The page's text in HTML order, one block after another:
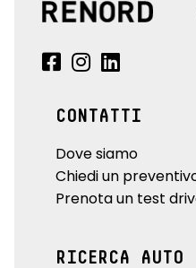
CONTATTI
Dove siamo
Chiedi un
Prenota un test
RICERCA AUTO